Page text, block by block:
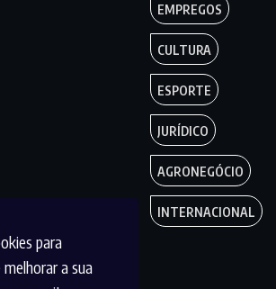
para
a sua
EMPREGOS
CULTURA
ESPORTE
JURÍDICO
AGRONEGÓCIO
INTERNACIONAL